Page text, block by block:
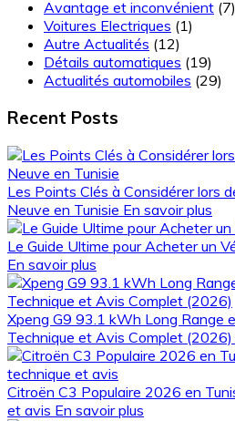
Avantage et inconvénient (7)
Voitures Electriques (1)
Autre Actualités (12)
Détails automatiques (19)
Actualités automobiles (29)
Recent Posts
Les Points Clés à Considérer lors
Neuve en Tunisie En savoir plus
Le Guide Ultime pour Acheter un
En savoir plus
Xpeng G9 93.1 kWh Long Range
Technique et Avis Complet (2026)
Citroën C3 Populaire 2026 en
et avis En savoir plus